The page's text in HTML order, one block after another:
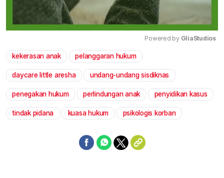
Powered by GliaStudios
kekerasan anak pelanggaran hukum
daycare little aresha undang-undang sisdiknas
penegakan hukum perlindungan anak penyidikan kasus
tindak pidana kuasa hukum psikologis korban